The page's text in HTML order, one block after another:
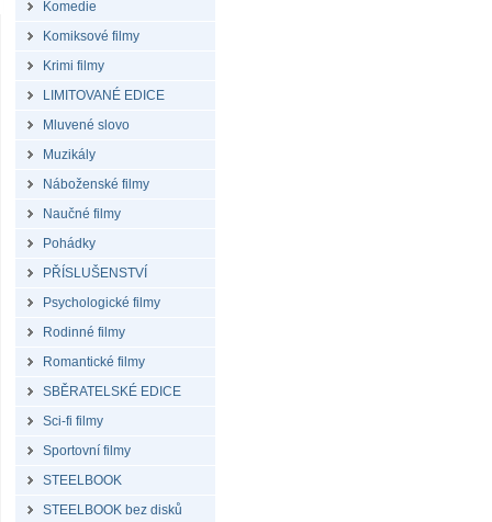
Komedie
Komiksové filmy
Krimi filmy
LIMITOVANÉ EDICE
Mluvené slovo
Muzikály
Náboženské filmy
Naučné filmy
Pohádky
PŘÍSLUŠENSTVÍ
Psychologické filmy
Rodinné filmy
Romantické filmy
SBĚRATELSKÉ EDICE
Sci-fi filmy
Sportovní filmy
STEELBOOK
STEELBOOK bez disků